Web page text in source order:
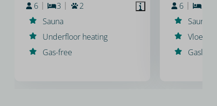
6
3
2
Sauna
Underfloor heating
Gas-free
6
Sauna
Gasloos